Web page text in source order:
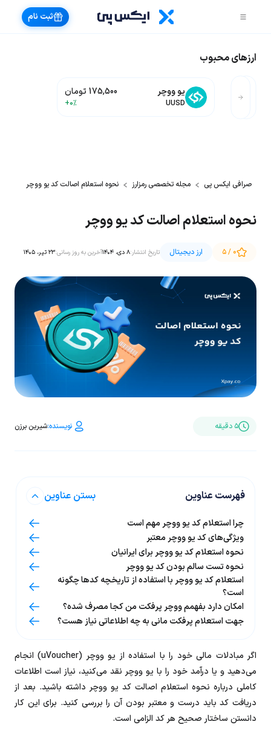
ثبت نام
ارزهای محبوب
یو ووچر
UUSD
175,500 تومان
+0%
صرافی ایکس پی مجله تخصصی رمزارز نحوه استعلام اصالت کد یو ووچر
نحوه استعلام اصالت کد یو ووچر
۰ / ۵ ارز دیجیتال تاریخ انتشار:۸ دی، ۱۴۰۴ آخرین به روز رسانی:۲۳ تیر، ۱۴۰۵
۵ دقیقه نویسنده:شیرین برزن
فهرست عناوین بستن عناوین
چرا استعلام کد یو ووچر مهم است
ویژگی‌های کد یو ووچر معتبر
نحوه استعلام کد یو ووچر برای ایرانیان
نحوه تست سالم‌ بودن کد یو ووچر
استعلام کد یو ووچر با استفاده از تاریخچه کدها چگونه
است؟
امکان دارد بفهمم ووچر پرفکت من کجا مصرف شده؟
جهت استعلام پرفکت مانی به چه اطلاعاتی نیاز هست؟
اگر مبادلات مالی خود را با استفاده از یو ووچر (uVoucher) انجام
می‌دهید و یا درآمد خود را با یو ووچر نقد می‌کنید، نیاز است اطلاعات
کاملی درباره نحوه استعلام اصالت کد یو ووچر داشته باشید. بعد از
دریافت کد باید درست و معتبر بودن آن را بررسی کنید. برای این کار
دانستن ساختار صحیح هر کد الزامی است.